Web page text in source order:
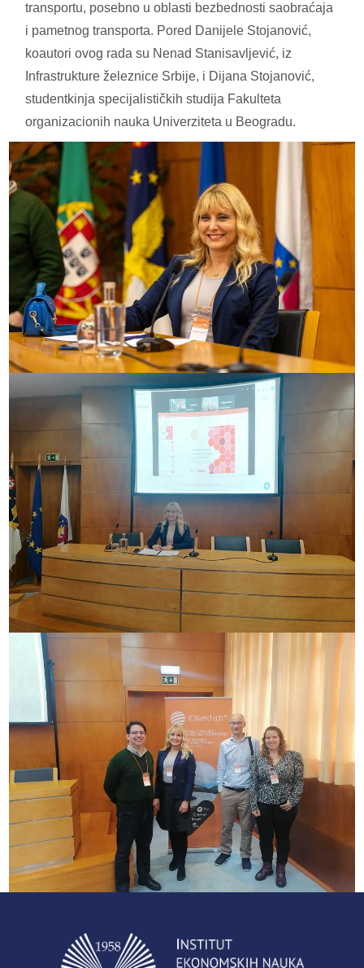
transportu, posebno u oblasti bezbednosti saobraćaja
i pametnog transporta. Pored Danijele Stojanović,
koautori ovog rada su Nenad Stanisavljević, iz
Infrastrukture železnice Srbije, i Dijana Stojanović,
studentkinja specijalističkih studija Fakulteta
organizacionih nauka Univerziteta u Beogradu.